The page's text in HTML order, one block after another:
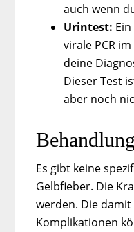
auch wenn
Urintest:
virale PCR
deine
Dieser Test
aber noch
Es gibt keine
Gelbfieber. Die
werden. Die
Komplikationen